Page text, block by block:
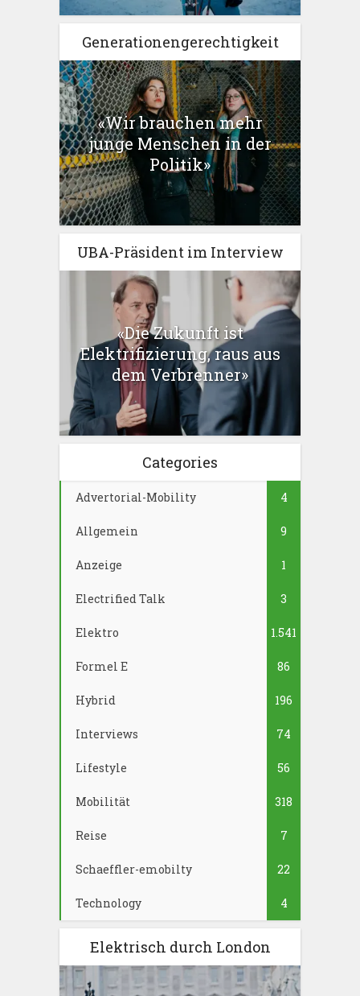
Generationengerechtigkeit
«Wir brauchen mehr
junge Menschen in der
Politik»
UBA-Präsident im Interview
«Die Zukunft ist
Elektrifizierung, raus aus
dem Verbrenner»
Categories
Advertorial-Mobility 4
Allgemein 9
Anzeige 1
Electrified Talk 3
Elektro 1.541
Formel E 86
Hybrid 196
Interviews 74
Lifestyle 56
Mobilität 318
Reise 7
Schaeffler-emobilty 22
Technology 4
Elektrisch durch London